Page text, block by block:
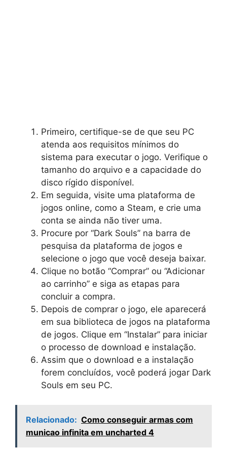
Primeiro, certifique-se de que seu PC
atenda aos requisitos mínimos do
sistema para executar o jogo. Verifique o
tamanho do arquivo e a capacidade do
disco rígido disponível.
Em seguida, visite uma plataforma de
jogos online, como a Steam, e crie uma
conta se ainda não tiver uma.
Procure por “Dark Souls” na barra de
pesquisa da plataforma de jogos e
selecione o jogo que você deseja baixar.
Clique no botão “Comprar” ou “Adicionar
ao carrinho” e siga as etapas para
concluir a compra.
Depois de comprar o jogo, ele aparecerá
em sua biblioteca de jogos na plataforma
de jogos. Clique em “Instalar” para iniciar
o processo de download e instalação.
Assim que o download e a instalação
forem concluídos, você poderá jogar Dark
Souls em seu PC.
Relacionado: Como conseguir armas com
municao infinita em uncharted 4